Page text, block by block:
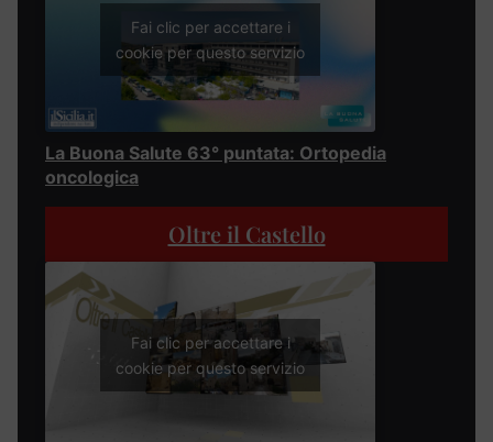
Fai clic per accettare i
cookie per questo servizio
La Buona Salute 63° puntata: Ortopedia
oncologica
Oltre il Castello
Fai clic per accettare i
cookie per questo servizio